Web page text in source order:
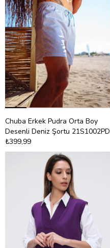
Chuba Erkek Pudra Orta Boy
Desenli Deniz Şortu 21S1002PD
₺399,99